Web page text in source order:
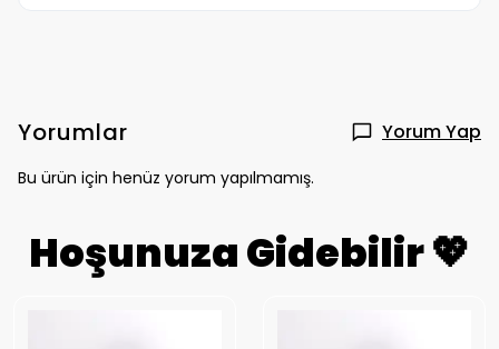
Yorumlar Yorum Yap
Bu ürün için henüz yorum yapılmamış.
Hoşunuza Gidebilir 💖